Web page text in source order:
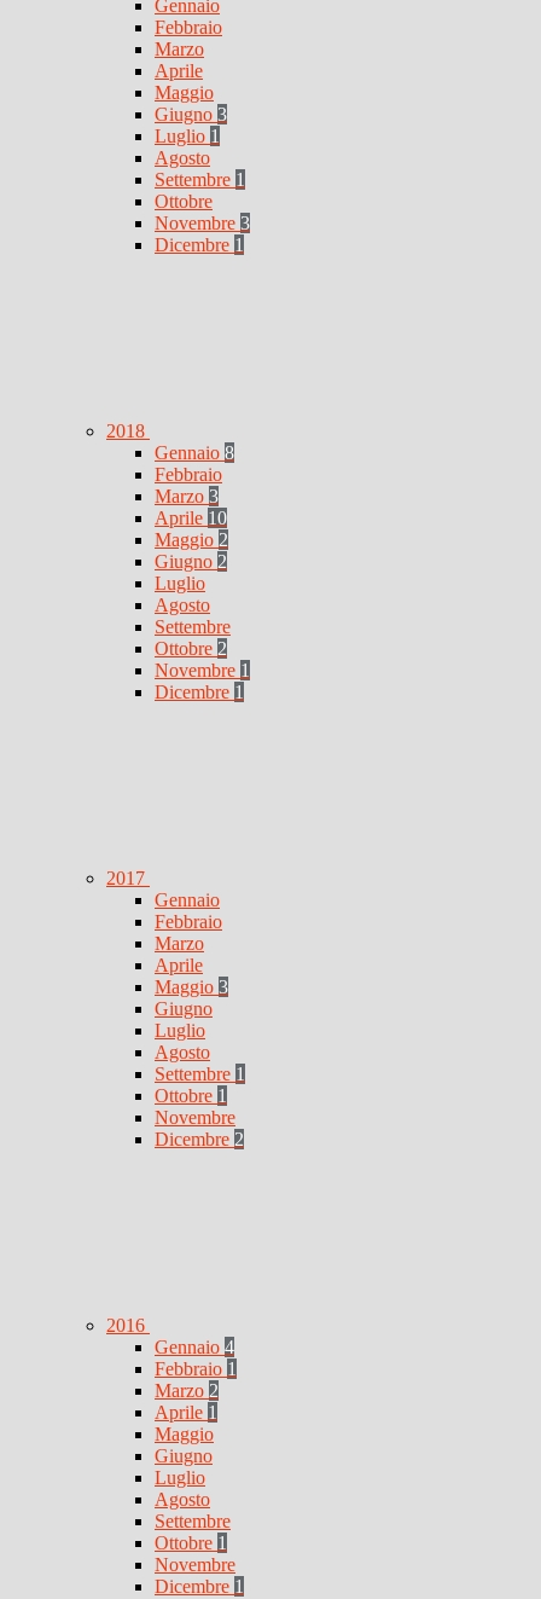
Gennaio
Febbraio
Marzo
Aprile
Maggio
Giugno 3
Luglio 1
Agosto
Settembre 1
Ottobre
Novembre 3
Dicembre 1
2018
Gennaio 8
Febbraio
Marzo 3
Aprile 10
Maggio 2
Giugno 2
Luglio
Agosto
Settembre
Ottobre 2
Novembre 1
Dicembre 1
2017
Gennaio
Febbraio
Marzo
Aprile
Maggio 3
Giugno
Luglio
Agosto
Settembre 1
Ottobre 1
Novembre
Dicembre 2
2016
Gennaio 4
Febbraio 1
Marzo 2
Aprile 1
Maggio
Giugno
Luglio
Agosto
Settembre
Ottobre 1
Novembre
Dicembre 1